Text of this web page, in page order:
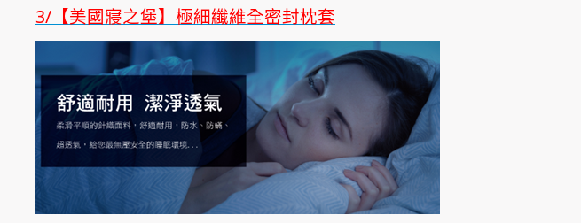
3/【美國寢之堡】極細纖維全密封枕套